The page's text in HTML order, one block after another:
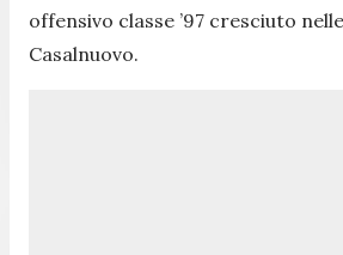
offensivo classe ’97 cresciuto
Casalnuovo.